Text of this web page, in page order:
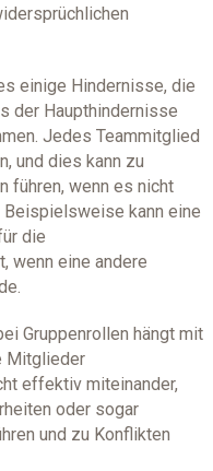
einige Hindernisse, die
der Haupthindernisse
Jedes Teammitglied
und dies kann zu
führen, wenn es nicht
kann eine
die
wenn eine andere
Gruppenrollen hängt mit
Mitglieder
effektiv miteinander,
oder sogar
und zu Konflikten